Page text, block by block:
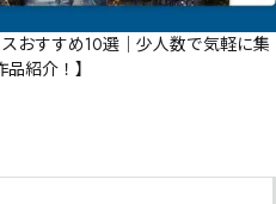
おすすめ10選｜少人数で気軽に集
紹介！】